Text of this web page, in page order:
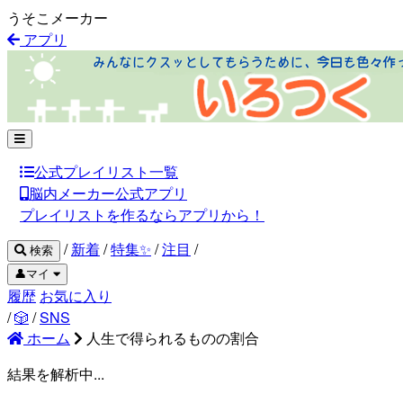
うそこメーカー
アプリ
公式プレイリスト一覧
脳内メーカー公式アプリ
プレイリストを作るならアプリから！
検索 / 新着/特集✨ /注目 /
👤マイ
履歴 お気に入り
/🎲 /SNS
ホーム
人生で得られるものの割合
結果を解析中...